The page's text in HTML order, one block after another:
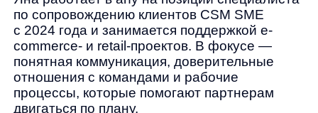
Девиз по жизни
Яна работает в any на позиции специалиста
по сопровождению клиентов CSM SME
с 2024 года и занимается поддержкой e-
commerce- и retail-проектов. В фокусе —
понятная коммуникация, доверительные
отношения с командами и рабочие
процессы, которые помогают партнерам